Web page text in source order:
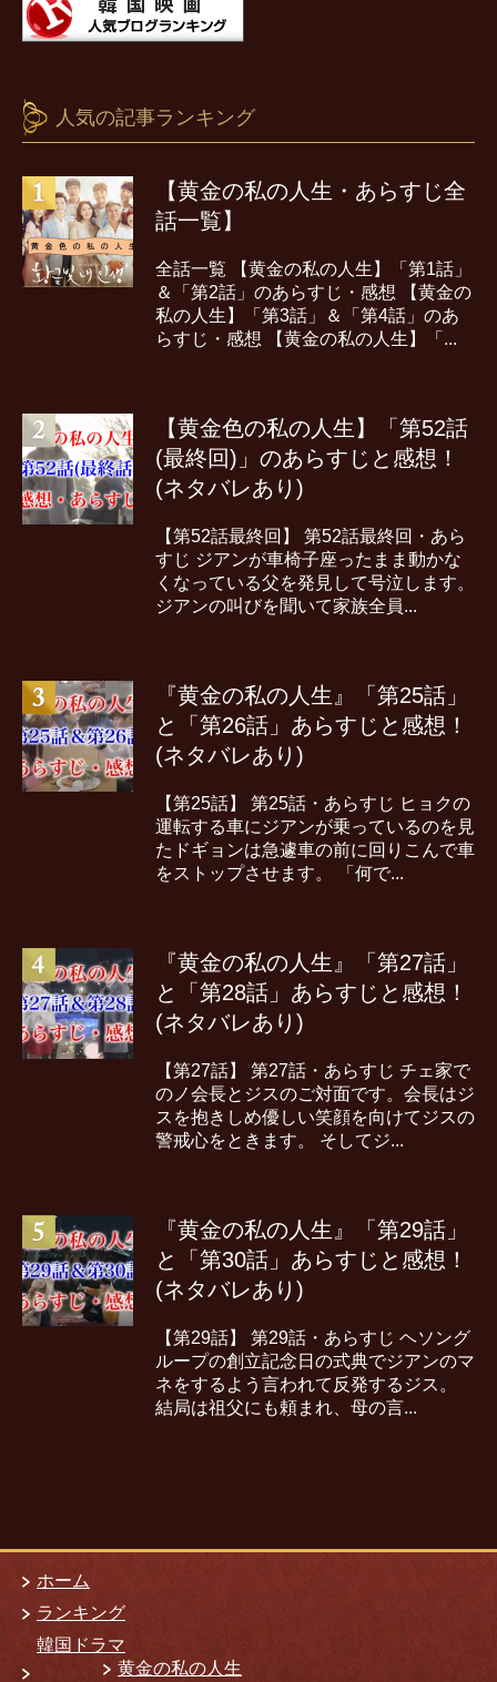
人気の記事ランキング
【黄金の私の人生・あらすじ全
話一覧】
全話一覧 【黄金の私の人生】「第1話」
＆「第2話」のあらすじ・感想 【黄金の
私の人生】「第3話」＆「第4話」のあ
らすじ・感想 【黄金の私の人生】「...
【黄金色の私の人生】「第52話
(最終回)」のあらすじと感想！
(ネタバレあり)
【第52話最終回】 第52話最終回・あら
すじ ジアンが車椅子座ったまま動かな
くなっている父を発見して号泣します。
ジアンの叫びを聞いて家族全員...
『黄金の私の人生』「第25話」
と「第26話」あらすじと感想！
(ネタバレあり)
【第25話】 第25話・あらすじ ヒョクの
運転する車にジアンが乗っているのを見
たドギョンは急遽車の前に回りこんで車
をストップさせます。 「何で...
『黄金の私の人生』「第27話」
と「第28話」あらすじと感想！
(ネタバレあり)
【第27話】 第27話・あらすじ チェ家で
のノ会長とジスのご対面です。会長はジ
スを抱きしめ優しい笑顔を向けてジスの
警戒心をときます。 そしてジ...
『黄金の私の人生』「第29話」
と「第30話」あらすじと感想！
(ネタバレあり)
【第29話】 第29話・あらすじ ヘソング
ループの創立記念日の式典でジアンのマ
ネをするよう言われて反発するジス。
結局は祖父にも頼まれ、母の言...
ホーム
ランキング
韓国ドラマ
黄金の私の人生